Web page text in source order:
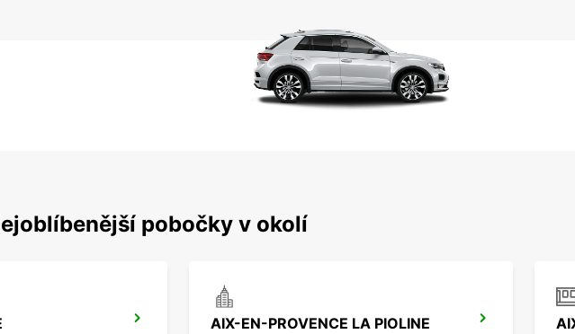
pobočky v okolí
AIX-EN-PROVENCE LA PIOLINE